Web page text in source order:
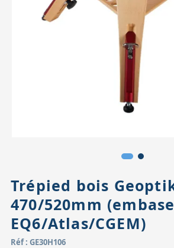
Accessoires pour montures
Pièces détachées
Trépied bois
470/520mm (embase
EQ6/Atlas/CGEM)
Réf : GE30H106